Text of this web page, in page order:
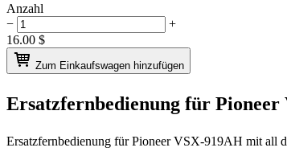
Anzahl
−
+
16.00 $
Zum Einkaufswagen hinzufügen
Ersatzfernbedienung für Pioneer
Ersatzfernbedienung fürPioneer VSX-919AH mit all